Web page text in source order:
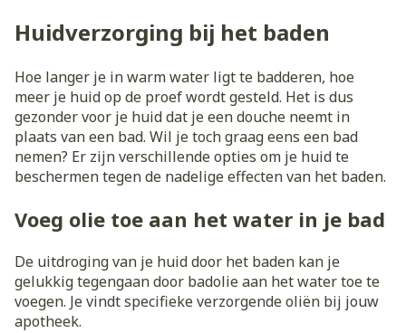
Huidverzorging bij het baden
Hoe langer je in warm water ligt te badderen, hoe
meer je huid op de proef wordt gesteld. Het is dus
gezonder voor je huid dat je een douche neemt in
plaats van een bad. Wil je toch graag eens een bad
nemen? Er zijn verschillende opties om je huid te
beschermen tegen de nadelige effecten van het baden.
Voeg olie toe aan het water in je bad
De uitdroging van je huid door het baden kan je
gelukkig tegengaan door badolie aan het water toe te
voegen. Je vindt specifieke verzorgende oliën bij jouw
apotheek.